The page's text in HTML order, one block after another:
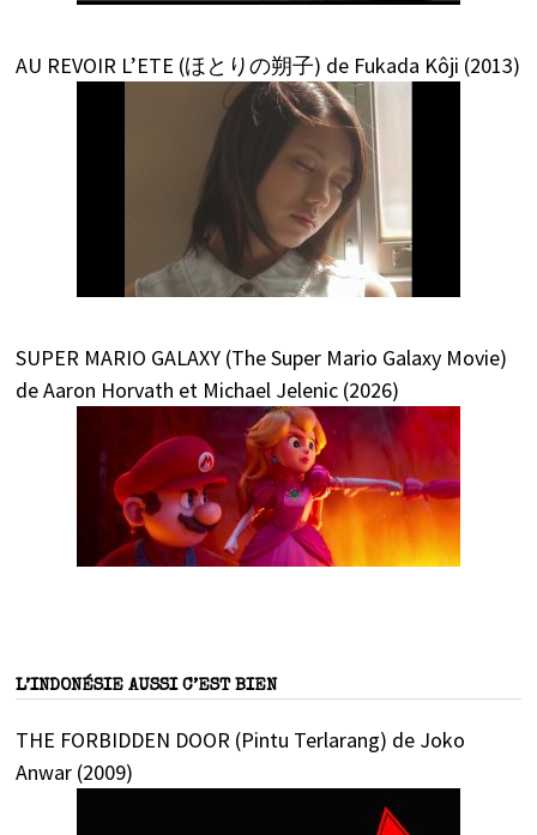
AU REVOIR L’ETE (ほとりの朔子) de Fukada Kôji (2013)
SUPER MARIO GALAXY (The Super Mario Galaxy Movie)
de Aaron Horvath et Michael Jelenic (2026)
L’INDONÉSIE AUSSI C’EST BIEN
THE FORBIDDEN DOOR (Pintu Terlarang) de Joko
Anwar (2009)